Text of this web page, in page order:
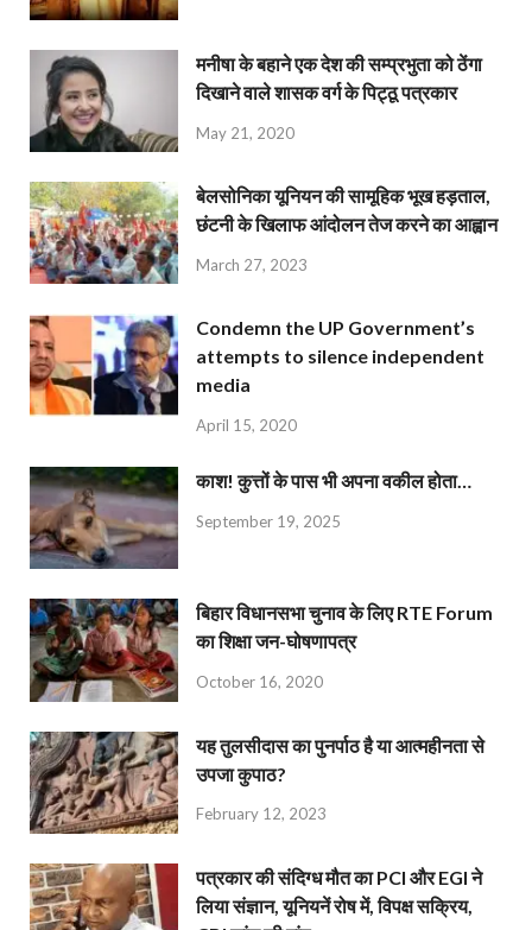
मनीषा के बहाने एक देश की सम्प्रभुता को ठेंगा
दिखाने वाले शासक वर्ग के पिट्ठू पत्रकार
May 21, 2020
बेलसोनिका यूनियन की सामूहिक भूख हड़ताल,
छंटनी के खिलाफ आंदोलन तेज करने का आह्वान
March 27, 2023
Condemn the UP Government’s
attempts to silence independent
media
April 15, 2020
काश! कुत्तों के पास भी अपना वकील होता…
September 19, 2025
बिहार विधानसभा चुनाव के लिए RTE Forum
का शिक्षा जन-घोषणापत्र
October 16, 2020
यह तुलसीदास का पुनर्पाठ है या आत्महीनता से
उपजा कुपाठ?
February 12, 2023
पत्रकार की संदिग्ध मौत का PCI और EGI ने
लिया संज्ञान, यूनियनें रोष में, विपक्ष सक्रिय,